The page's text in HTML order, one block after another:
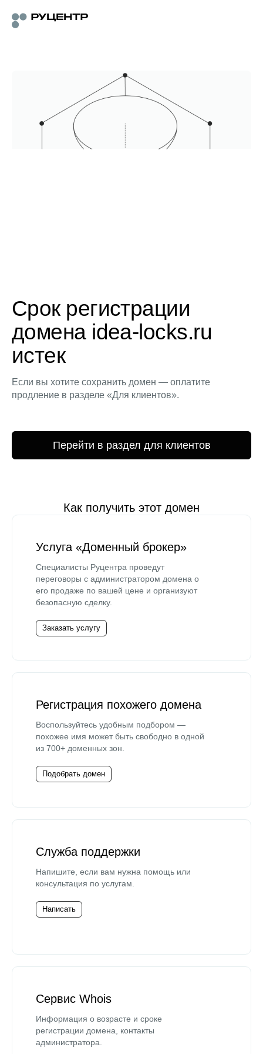
Срок регистрации
домена idea-locks.ru
истек
Если вы хотите сохранить домен — оплатите
продление в разделе «Для клиентов».
Перейти в раздел для клиентов
Как получить этот домен
Услуга «Доменный брокер»
Специалисты Руцентра проведут
переговоры с администратором домена о
его продаже по вашей цене и организуют
безопасную сделку.
Заказать услугу
Регистрация похожего домена
Воспользуйтесь удобным подбором —
похожее имя может быть свободно в одной
из 700+ доменных зон.
Подобрать домен
Служба поддержки
Напишите, если вам нужна помощь или
консультация по услугам.
Написать
Сервис Whois
Информация о возрасте и сроке
регистрации домена, контакты
администратора.